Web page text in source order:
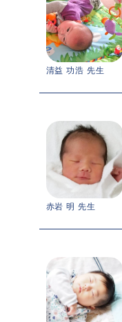
清益 功浩 先生
赤岩 明 先生